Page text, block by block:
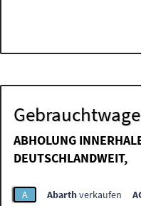
ABHOLUNG
DEUTSCHLANDWEIT,
A Abarthverkaufen